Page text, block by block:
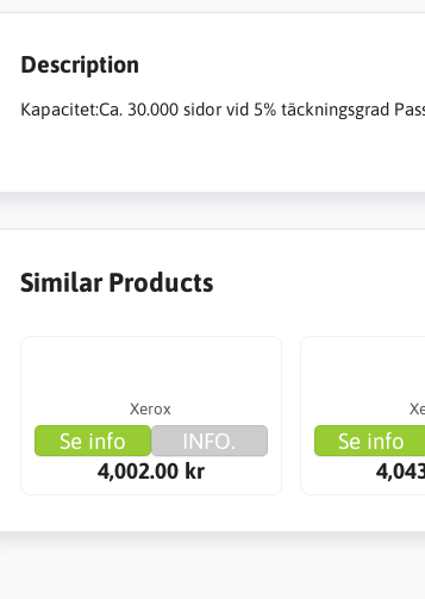
Description
Kapacitet:Ca. 30.000 sidor vid 5% täckningsgrad
Similar Products
Xerox
Se info
INFO.
4,002.00 kr
Se info